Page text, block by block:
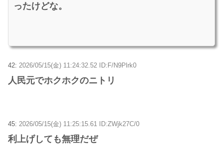
ったけどな。
42: 2026/05/15(金) 11:24:32.52 ID:F/N9Plrk0
人民元でホクホクのニトリ
45: 2026/05/15(金) 11:25:15.61 ID:ZWjk27C/0
利上げしても無理だぜ